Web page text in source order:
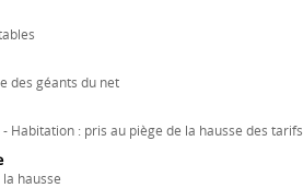
des géants du net
Habitation : pris au piège de la hausse des tarifs
hausse